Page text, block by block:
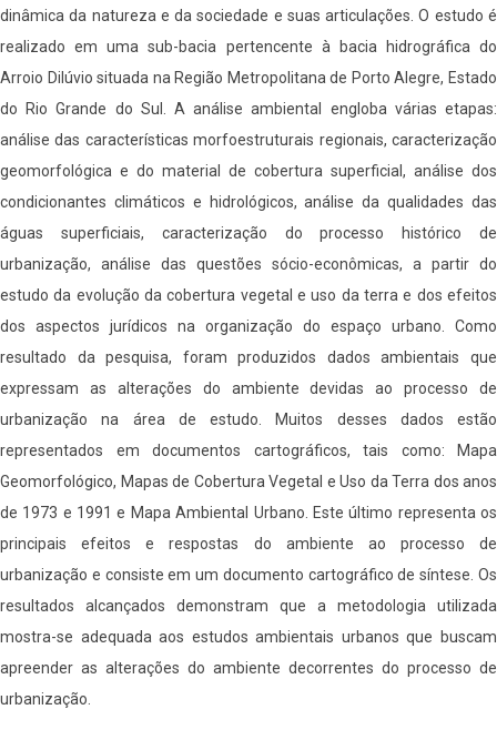
dinâmica da natureza e da sociedade e suas articulações. O estudo é
realizado em uma sub-bacia pertencente à bacia hidrográfica do
Arroio Dilúvio situada na Região Metropolitana de Porto Alegre, Estado
do Rio Grande do Sul. A análise ambiental engloba várias etapas:
análise das características morfoestruturais regionais, caracterização
geomorfológica e do material de cobertura superficial, análise dos
condicionantes climáticos e hidrológicos, análise da qualidades das
águas superficiais, caracterização do processo histórico de
urbanização, análise das questões sócio-econômicas, a partir do
estudo da evolução da cobertura vegetal e uso da terra e dos efeitos
dos aspectos jurídicos na organização do espaço urbano. Como
resultado da pesquisa, foram produzidos dados ambientais que
expressam as alterações do ambiente devidas ao processo de
urbanização na área de estudo. Muitos desses dados estão
representados em documentos cartográficos, tais como: Mapa
Geomorfológico, Mapas de Cobertura Vegetal e Uso da Terra dos anos
de 1973 e 1991 e Mapa Ambiental Urbano. Este último representa os
principais efeitos e respostas do ambiente ao processo de
urbanização e consiste em um documento cartográfico de síntese. Os
resultados alcançados demonstram que a metodologia utilizada
mostra-se adequada aos estudos ambientais urbanos que buscam
apreender as alterações do ambiente decorrentes do processo de
urbanização.